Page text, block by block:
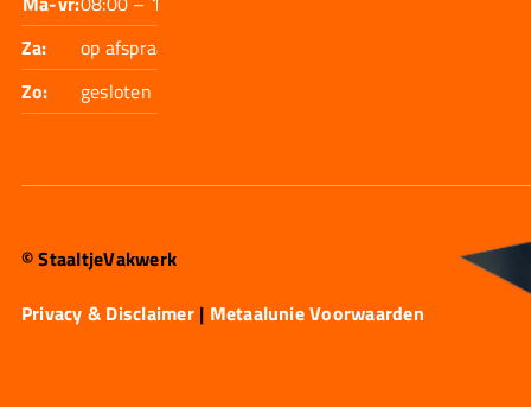
Za:
op afspraak
Zo:
gesloten
© StaaltjeVakwerk
Privacy & Disclaimer| Metaalunie Voorwaarden